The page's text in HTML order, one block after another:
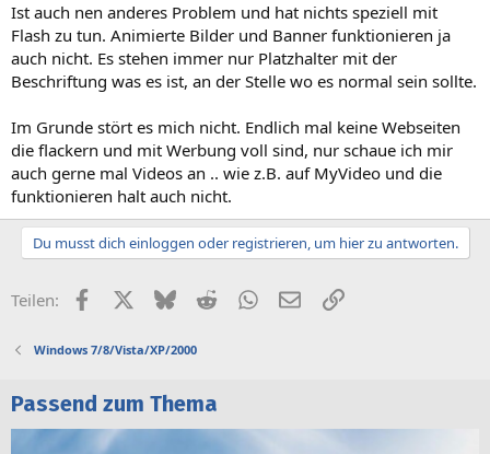
Ist auch nen anderes Problem und hat nichts speziell mit
Flash zu tun. Animierte Bilder und Banner funktionieren ja
auch nicht. Es stehen immer nur Platzhalter mit der
Beschriftung was es ist, an der Stelle wo es normal sein sollte.
Im Grunde stört es mich nicht. Endlich mal keine Webseiten
die flackern und mit Werbung voll sind, nur schaue ich mir
auch gerne mal Videos an .. wie z.B. auf MyVideo und die
funktionieren halt auch nicht.
Du musst dich einloggen oder registrieren, um hier zu antworten.
Teilen: FacebookX (Twitter)
BlueskyRedditWhatsApp
E-MailLink
Windows 7/8/Vista/XP/2000
Passend zum Thema